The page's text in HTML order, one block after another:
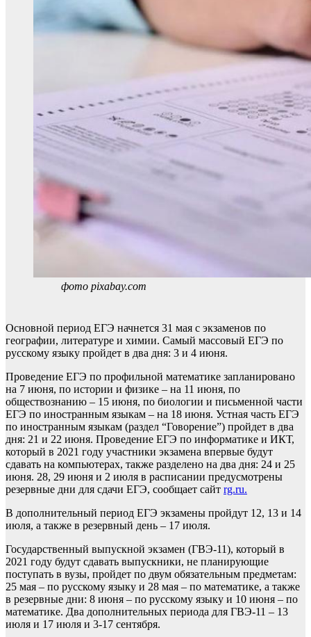
фото pixabay.com
Основной период ЕГЭ начнется 31 мая с экзаменов по
географии, литературе и химии. Самый массовый ЕГЭ по
русскому языку пройдет в два дня: 3 и 4 июня.
Проведение ЕГЭ по профильной математике запланировано
на 7 июня, по истории и физике – на 11 июня, по
обществознанию – 15 июня, по биологии и письменной части
ЕГЭ по иностранным языкам – на 18 июня. Устная часть ЕГЭ
по иностранным языкам (раздел “Говорение”) пройдет в два
дня: 21 и 22 июня. Проведение ЕГЭ по информатике и ИКТ,
который в 2021 году участники экзамена впервые будут
сдавать на компьютерах, также разделено на два дня: 24 и 25
июня. 28, 29 июня и 2 июля в расписании предусмотрены
резервные дни для сдачи ЕГЭ, сообщает сайт rg.ru.
В дополнительный период ЕГЭ экзамены пройдут 12, 13 и 14
июля, а также в резервный день – 17 июля.
Государственный выпускной экзамен (ГВЭ-11), который в
2021 году будут сдавать выпускники, не планирующие
поступать в вузы, пройдет по двум обязательным предметам:
25 мая – по русскому языку и 28 мая – по математике, а также
в резервные дни: 8 июня – по русскому языку и 10 июня – по
математике. Два дополнительных периода для ГВЭ-11 – 13
июля и 17 июля и 3-17 сентября.